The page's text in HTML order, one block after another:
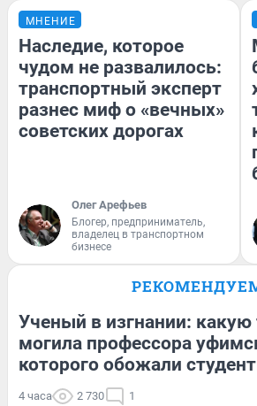
МНЕНИЕ
Наследие, которое
чудом не развалилось:
транспортный эксперт
разнес миф о «вечных»
советских дорогах
Олег Арефьев
Блогер, предприниматель,
владелец в транспортном
бизнесе
Ученый в изгнании: какую
могила профессора
которого обожали
4 часа 2 730 1